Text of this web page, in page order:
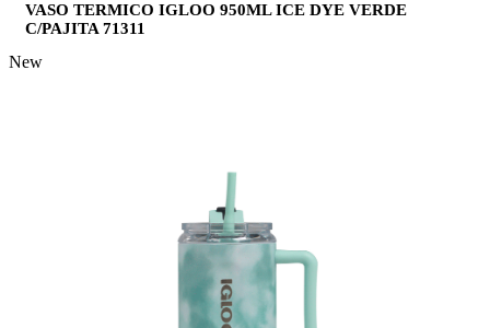
VASO TERMICO IGLOO 950ML ICE DYE VERDE
C/PAJITA 71311
New